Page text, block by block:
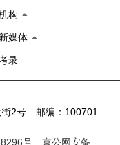
构
媒体
录
街2号 邮编：100701
号
京公网安备